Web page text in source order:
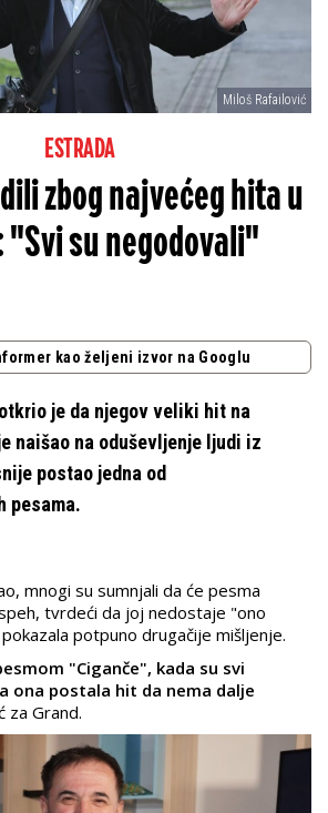
Miloš Rafailović
ESTRADA
zbog najvećeg hita u
su negodovali"
kao željeni izvor na Googlu
je da njegov veliki hit na
naišao na oduševljenje ljudi iz
postao jedna od
pesama.
mnogi su sumnjali da će pesma
tvrdeći da joj nedostaje "ono
potpuno drugačije mišljenje.
"Ciganče", kada su svi
ona postala hit da nema dalje
za Grand.